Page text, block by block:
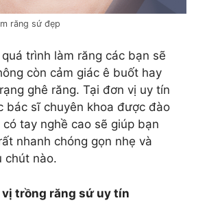
răng sứ đẹp
trình làm răng các bạn sẽ
còn cảm giác ê buốt hay
ghê răng. Tại đơn vị uy tín
bác sĩ chuyên khoa được đào
tay nghề cao sẽ giúp bạn
nhanh chóng gọn nhẹ và
chút nào.
trồng răng sứ uy tín